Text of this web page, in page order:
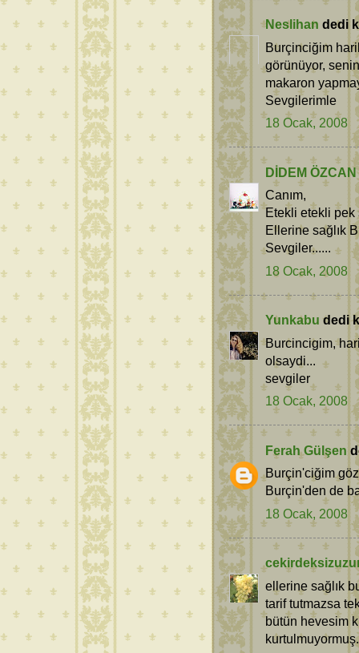
Neslihan dedi
Burçinciğim
görünüyor,
makaron
Sevgilerimle
18 Ocak, 2008
DİDEM ÖZCAN
Canım,
Etekli etekli pek
Ellerine sağlık
Sevgiler......
18 Ocak, 2008
Yunkabu dedi
Burcincigim,
olsaydi...
sevgiler
18 Ocak, 2008
Ferah Gülşen
Burçin'ciğim
Burçin'den de
18 Ocak, 2008
ellerine sağlık
tarif tutmazsa
bütün hevesim
kurtulmuyormuş.